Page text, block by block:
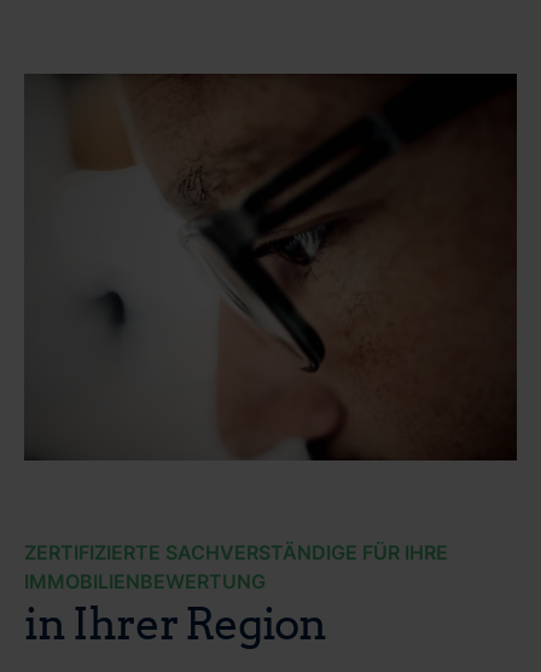
ZERTIFIZIERTE SACHVERSTÄNDIGE FÜR IHRE
IMMOBILIENBEWERTUNG
in Ihrer Region